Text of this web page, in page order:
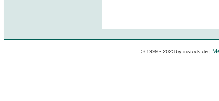
© 1999 - 2023 by instock.de |